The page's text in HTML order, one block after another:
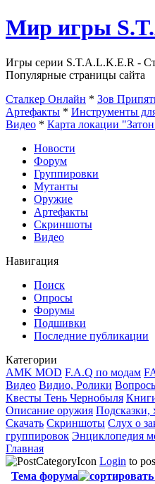
Мир игры
Игры серии S.T.A.L.K.E.R -
Популярные страницы сайта
Сталкер Онлайн * Зов
Артефакты * Инструменты
Видео * Карта локации
Новости
Форум
Группировки
Мутанты
Оружие
Артефакты
Скриншоты
Видео
Навигация
Поиск
Опросы
Форумы
Подшивки
Последние публикации
Категории
AMK MOD F.A.Q по модам
Видео Видио, Ролики
Квесты Тень Чернобыля
Описание оружия Подсказки,
Скачать Скриншоты Слух о
группировок Энциклопедия
Главная
Login to
Тема форума